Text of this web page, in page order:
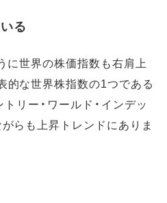
る
に世界の株価指数も右肩上
的な世界株指数の1つである
リー・ワールド・インデッ
らも上昇トレンドにありま